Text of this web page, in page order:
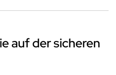
auf der sicheren